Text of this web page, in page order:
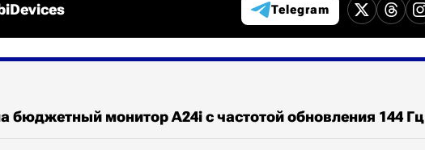
Telegram
бюджетный монитор A24i с частотой обновления 144 Гц